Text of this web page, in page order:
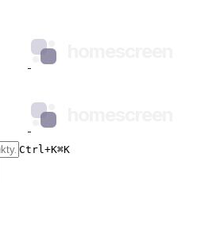
Ctrl+K⌘K